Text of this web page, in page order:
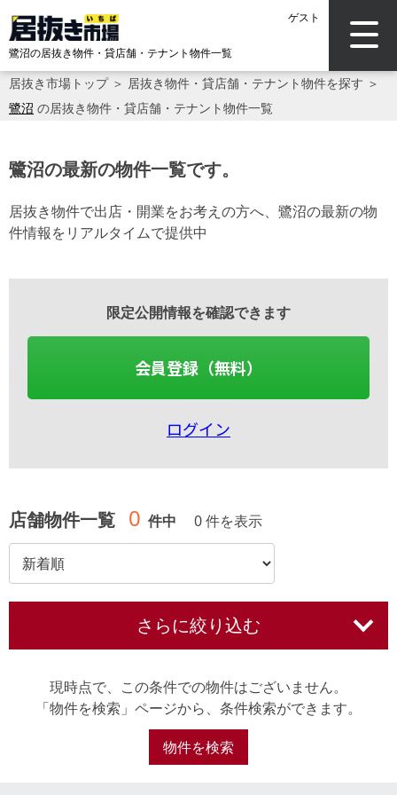
ゲスト
鷺沼の居抜き物件・貸店舗・テナント物件一覧
居抜き市場トップ＞ 居抜き物件・貸店舗・テナント物件を探す ＞
鷺沼 の居抜き物件・貸店舗・テナント物件一覧
鷺沼の最新の物件一覧です。
居抜き物件で出店・開業をお考えの方へ、鷺沼の最新の物
件情報をリアルタイムで提供中
限定公開情報を確認できます
会員登録（無料）
ログイン
店舗物件一覧 0 件中 0 件を表示
さらに絞り込む
現時点で、この条件での物件はございません。
「物件を検索」ページから、条件検索ができます。
物件を検索